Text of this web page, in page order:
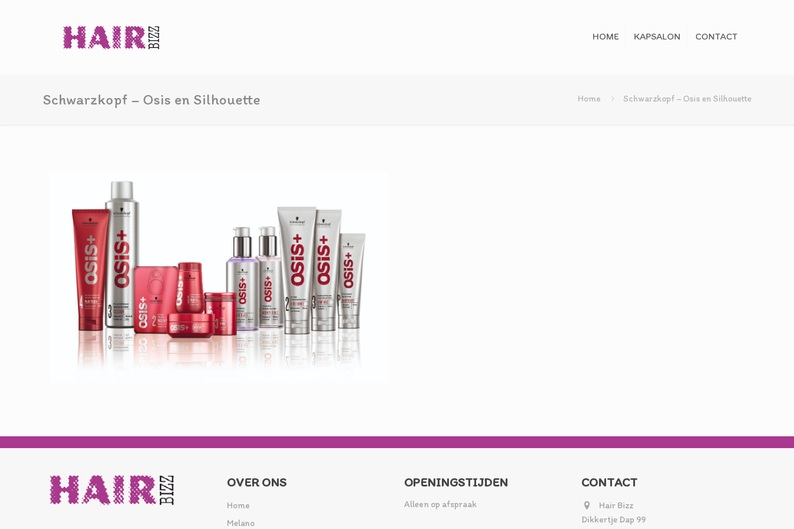
HOME KAPSALON CONTACT
Schwarzkopf – Osis en Silhouette Home Schwarzkopf – Osis en Silhouette
OVER ONS
Home
Melano
OPENINGSTIJDEN
Alleen op afspraak
CONTACT
Hair Bizz
Dikkertje Dap 99